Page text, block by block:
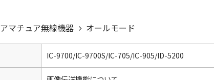
アマチュア無線機器 オールモード
IC-9700/IC-9700S/IC-705/IC-905/ID-5200